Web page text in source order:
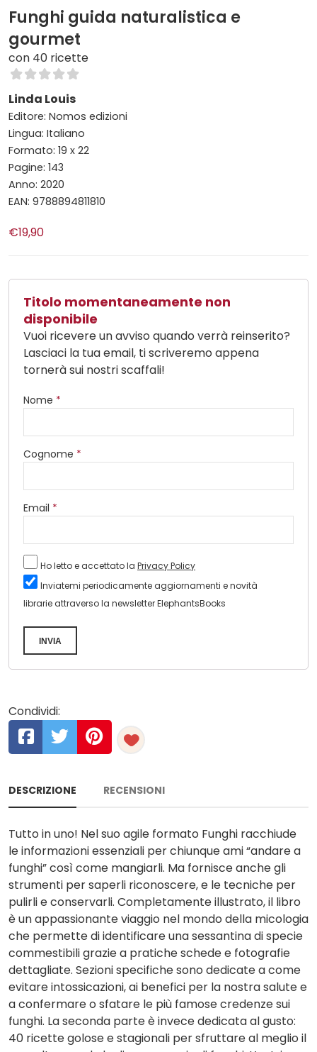
Funghi guida naturalistica e
gourmet
con 40 ricette
Linda Louis
Editore: Nomos edizioni
Lingua: Italiano
Formato: 19 x 22
Pagine: 143
Anno: 2020
EAN: 9788894811810
€19,90
Titolo momentaneamente non
disponibile
Vuoi ricevere un avviso quando verrà reinserito?
Lasciaci la tua email, ti scriveremo appena
tornerà sui nostri scaffali!
Nome *
Cognome *
Email *
Ho letto e accettato la Privacy Policy
Inviatemi periodicamente aggiornamenti e novità
librarie attraverso la newsletter ElephantsBooks
INVIA
Condividi:
DESCRIZIONE RECENSIONI
Tutto in uno! Nel suo agile formato Funghi racchiude
le informazioni essenziali per chiunque ami “andare a
funghi” così come mangiarli. Ma fornisce anche gli
strumenti per saperli riconoscere, e le tecniche per
pulirli e conservarli. Completamente illustrato, il libro
è un appassionante viaggio nel mondo della micologia
che permette di identificare una sessantina di specie
commestibili grazie a pratiche schede e fotografie
dettagliate. Sezioni specifiche sono dedicate a come
evitare intossicazioni, ai benefici per la nostra salute e
a confermare o sfatare le più famose credenze sui
funghi. La seconda parte è invece dedicata al gusto:
40 ricette golose e stagionali per sfruttare al meglio il